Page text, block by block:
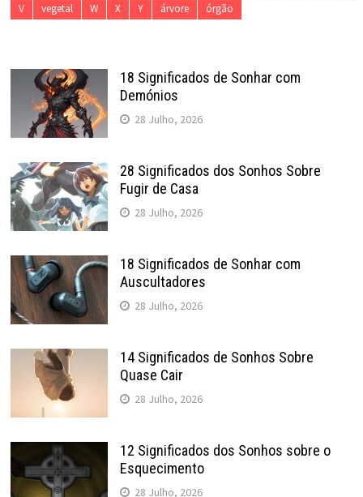
V
vegetal W X Y árvore órgão
18 Significados de Sonhar com
Demónios
28 Julho, 2026
28 Significados dos Sonhos Sobre
Fugir de Casa
28 Julho, 2026
18 Significados de Sonhar com
Auscultadores
28 Julho, 2026
14 Significados de Sonhos Sobre
Quase Cair
28 Julho, 2026
12 Significados dos Sonhos sobre o
Esquecimento
28 Julho, 2026